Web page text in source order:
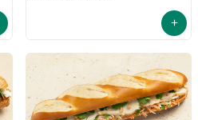
+